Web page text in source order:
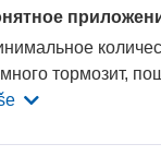
тормозит,